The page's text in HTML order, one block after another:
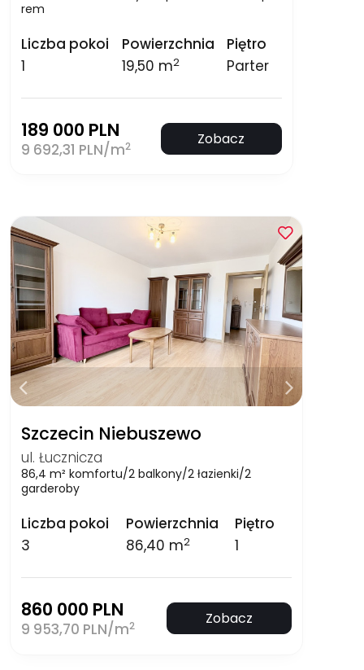
rem
Liczba pokoi
1
Powierzchnia
19,50 m2
Piętro
Parter
189 000 PLN
9 692,31 PLN/m2 Zobacz
Szczecin Niebuszewo
ul. Łucznicza
86,4 m² komfortu/2 balkony/2 łazienki/2
garderoby
Liczba pokoi
3
Powierzchnia
86,40 m2
Piętro
1
860 000 PLN
9 953,70 PLN/m2 Zobacz